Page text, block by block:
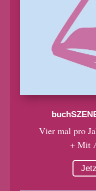
Vier mal pro
+ Mit